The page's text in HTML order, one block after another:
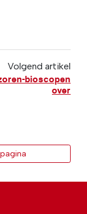
Volgend artikel
bioscopen
over